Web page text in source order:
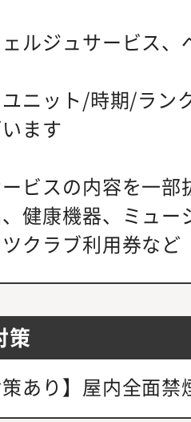
ェルジュサービス
ニット/時期/ラン
ます
ビスの内容を一部
健康機器、ミュ
クラブ利用券など
策
策あり】屋内全面禁